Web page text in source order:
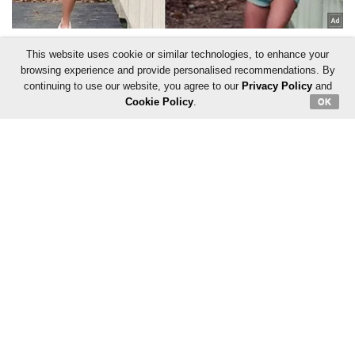
This website uses cookie or similar technologies, to enhance your
browsing experience and provide personalised recommendations. By
continuing to use our website, you agree to our Privacy Policyand
Cookie Policy. OK